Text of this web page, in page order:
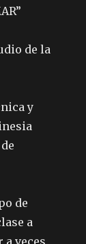
de la
y
de
a